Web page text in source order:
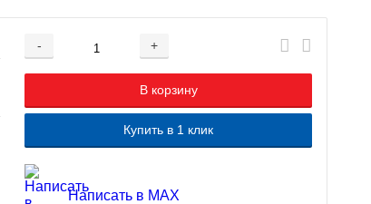
- +
Добавляется...
В корзину
Добавлен
Купить в 1 клик
Написать в MAX